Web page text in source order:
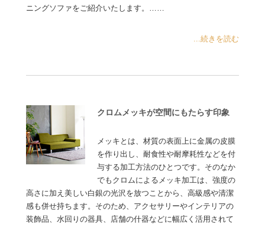
ニングソファをご紹介いたします。……
...続きを読む
クロムメッキが空間にもたらす印象
メッキとは、材質の表面上に金属の皮膜
を作り出し、耐食性や耐摩耗性などを付
与する加工方法のひとつです。そのなか
でもクロムによるメッキ加工は、強度の
高さに加え美しい白銀の光沢を放つことから、高級感や清潔
感も併せ持ちます。そのため、アクセサリーやインテリアの
装飾品、水回りの器具、店舗の什器などに幅広く活用されて